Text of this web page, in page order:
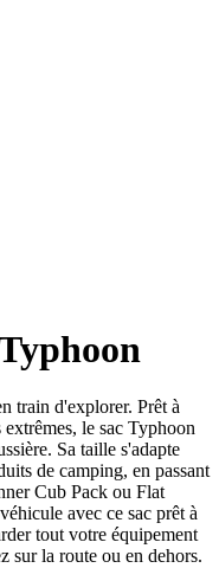
train d'explorer. Prêt à
le sac Typhoon
Sa taille s'adapte
de camping, en passant
Cub Pack ou Flat
avec ce sac prêt à
tout votre équipement
sur la route ou en dehors.